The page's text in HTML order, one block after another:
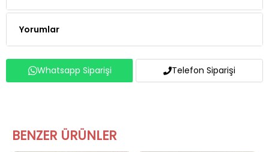
Yorumlar
Whatsapp Siparişi Telefon Siparişi
BENZER ÜRÜNLER